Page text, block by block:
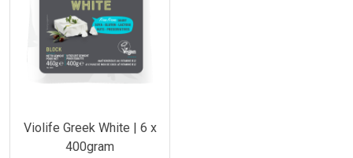
Violife Greek White | 6 x
400gram